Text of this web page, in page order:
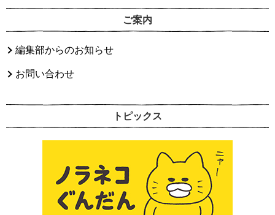
ご案内
編集部からのお知らせ
お問い合わせ
トピックス